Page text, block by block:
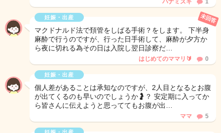
ハナミズキ 1
妊娠・出産
マクドナルド法で頚管をしばる手術？をします。 下半身
麻酔で行うのですが、行った日手術して、麻酔が夕方か
ら夜に切れる為その日は入院し翌日診察だ…
未回答
はじめてのママリ🔰 0
妊娠・出産
個人差があることは承知なのですが、2人目となるとお腹
が出てくるのも早いのでしょうか🤰？ 安定期に入ってか
ら皆さんに伝えようと思っててもお腹が出…
ママ 5